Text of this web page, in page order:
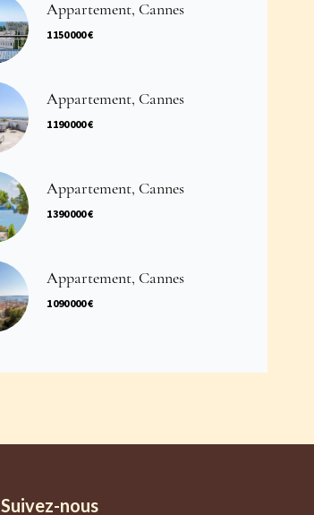
Appartement, Cannes
1 150 000 €
Appartement, Cannes
1 190 000 €
Appartement, Cannes
1 390 000 €
Appartement, Cannes
1 090 000 €
Suivez-nous